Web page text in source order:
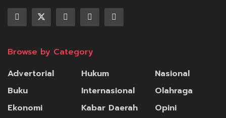
Browse by Category
Advertorial
Buku
Ekonomi
Hukum
Internasional
Kabar Daerah
Nasional
Olahraga
Opini